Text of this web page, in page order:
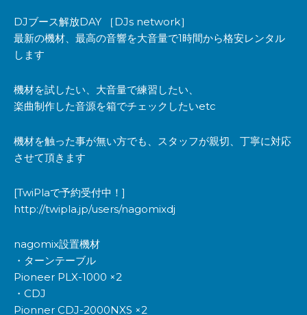
DJブース解放DAY ［DJs network］
最新の機材、最高の音響を大音量で1時間から格安レンタル
します
機材を試したい、大音量で練習したい、
楽曲制作した音源を箱でチェックしたいetc
機材を触った事が無い方でも、スタッフが親切、丁寧に対応
させて頂きます
[TwiPlaで予約受付中！]
http://twipla.jp/users/nagomixdj
nagomix設置機材
・ターンテーブル
Pioneer PLX-1000 ×2
・CDJ
Pionner CDJ-2000NXS ×2